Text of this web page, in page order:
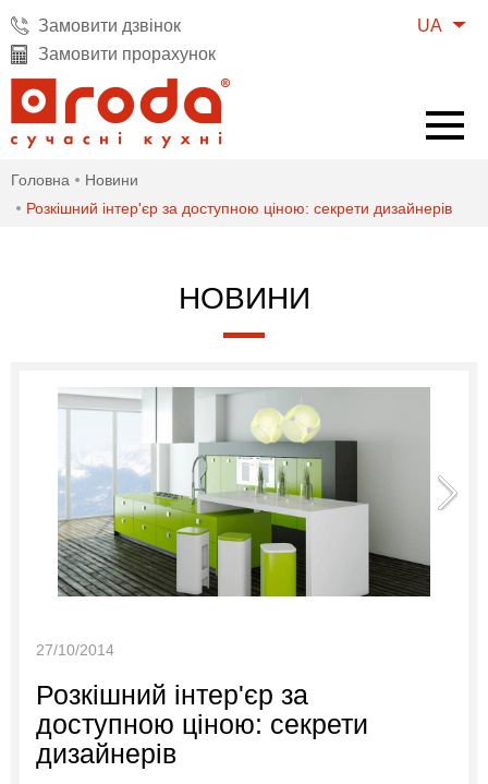
UA
Замовити дзвінок
Замовити прорахунок
Головна
Новини
Розкішний інтер'єр за доступною ціною: секрети дизайнерів
НОВИНИ
27/10/2014
Розкішний інтер'єр за
доступною ціною: секрети
дизайнерів